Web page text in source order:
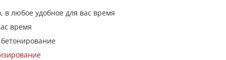
в любое удобное для вас время
время